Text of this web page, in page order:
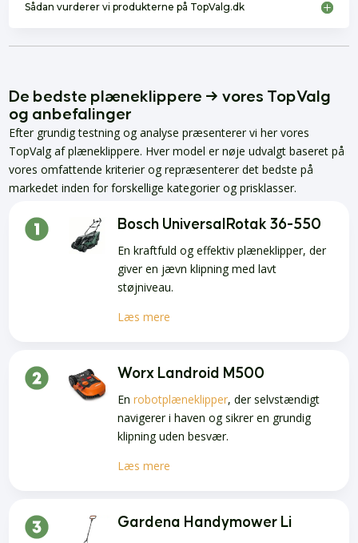
Sådan vurderer vi produkterne på TopValg.dk
De bedste plæneklippere → vores TopValg
og anbefalinger
Efter grundig testning og analyse præsenterer vi her vores
TopValg af plæneklippere. Hver model er nøje udvalgt baseret på
vores omfattende kriterier og repræsenterer det bedste på
markedet inden for forskellige kategorier og prisklasser.
Bosch UniversalRotak 36-550
En kraftfuld og effektiv plæneklipper, der
giver en jævn klipning med lavt
støjniveau.
Læs mere
Worx Landroid M500
En robotplæneklipper, der selvstændigt
navigerer i haven og sikrer en grundig
klipning uden besvær.
Læs mere
Gardena Handymower Li